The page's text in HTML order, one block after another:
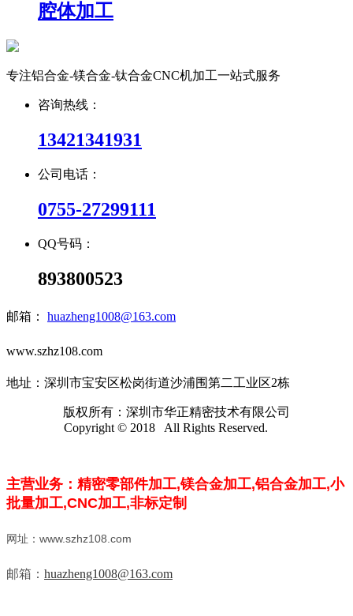
腔体加工
专注铝合金-镁合金-钛合金CNC机加工一站式服务
咨询热线：
13421341931
公司电话：
0755-27299111
QQ号码：
893800523
邮箱： huazheng1008@163.com
www.szhz108.com
地址：深圳市宝安区松岗街道沙浦围第二工业区2栋
版权所有：深圳市华正精密技术有限公司
Copyright © 2018 All Rights Reserved.
主营业务：精密零部件加工,镁合金加工,铝合金加工,小
批量加工,CNC加工,非标定制
网址：www.szhz108.com
邮箱： huazheng1008@163.com